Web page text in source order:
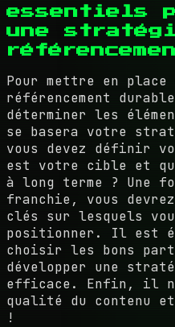
essentiels
une
Pour mettre en
référencement
déterminer les
se basera votre
vous devez définir
est votre cible et
à long terme ? Une
franchie, vous
clés sur lesquels
positionner. Il est
choisir les bons
développer une
efficace. Enfin, il
qualité du contenu
!